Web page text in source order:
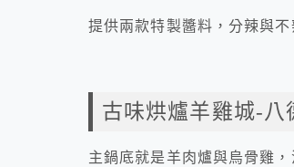
提供兩款特製醬料，分辣與不
古味烘爐羊雞城-八
主鍋底就是羊肉爐與烏骨雞，